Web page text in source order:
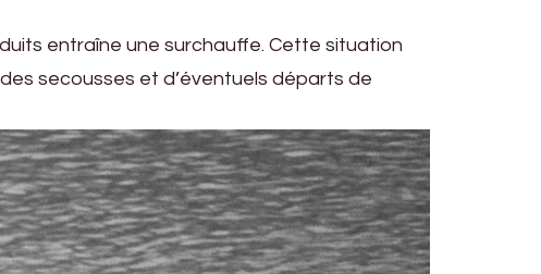
entraîne une surchauffe. Cette situation
secousses et d’éventuels départs de